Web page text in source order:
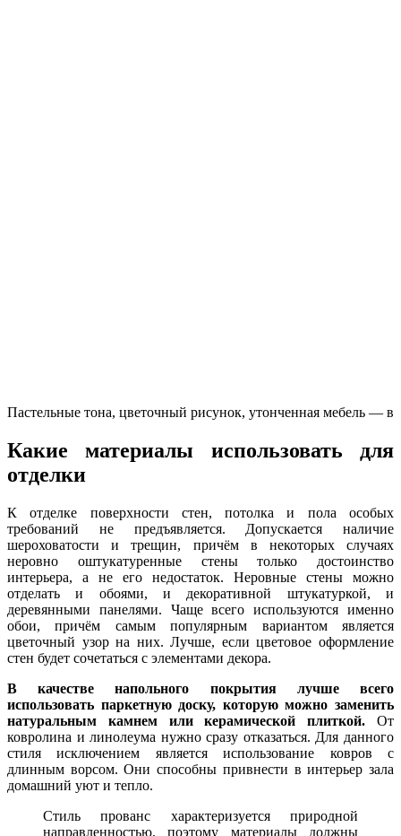
Пастельные тона, цветочный рисунок, утонченная мебель —
Какие материалы использовать для
отделки
К отделке поверхности стен, потолка и пола особых
требований не предъявляется. Допускается наличие
шероховатости и трещин, причём в некоторых случаях
неровно оштукатуренные стены только достоинство
интерьера, а не его недостаток. Неровные стены можно
отделать и обоями, и декоративной штукатуркой, и
деревянными панелями. Чаще всего используются именно
обои, причём самым популярным вариантом является
цветочный узор на них. Лучше, если цветовое оформление
стен будет сочетаться с элементами декора.
В качестве напольного покрытия лучше всего
использовать паркетную доску, которую можно заменить
натуральным камнем или керамической плиткой. От
ковролина и линолеума нужно сразу отказаться. Для данного
стиля исключением является использование ковров с
длинным ворсом. Они способны привнести в интерьер зала
домашний уют и тепло.
Стиль прованс характеризуется природной
направленностью, поэтому материалы должны